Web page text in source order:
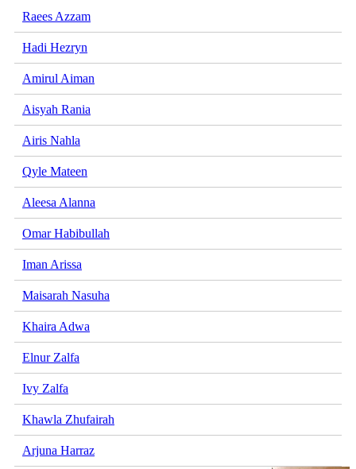
Raees Azzam
Hadi Hezryn
Amirul Aiman
Aisyah Rania
Airis Nahla
Qyle Mateen
Aleesa Alanna
Omar Habibullah
Iman Arissa
Maisarah Nasuha
Khaira Adwa
Elnur Zalfa
Ivy Zalfa
Khawla Zhufairah
Arjuna Harraz